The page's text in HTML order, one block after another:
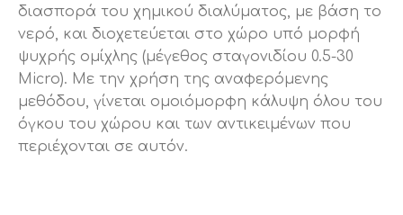
διασπορά του χημικού διαλύματος, με βάση το
νερό, και διοχετεύεται στο χώρο υπό μορφή
ψυχρής ομίχλης (μέγεθος σταγονιδίου 0.5-30
Micro). Με την χρήση της αναφερόμενης
μεθόδου, γίνεται ομοιόμορφη κάλυψη όλου του
όγκου του χώρου και των αντικειμένων που
περιέχονται σε αυτόν.